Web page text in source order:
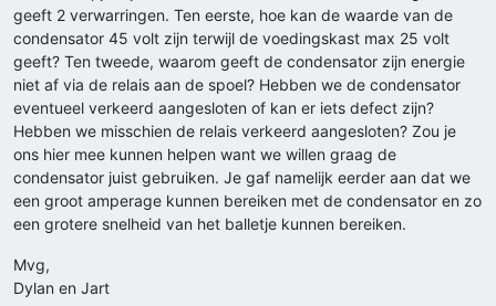
geeft 2 verwarringen. Ten eerste, hoe kan de waarde van de
condensator 45 volt zijn terwijl de voedingskast max 25 volt
geeft? Ten tweede, waarom geeft de condensator zijn energie
niet af via de relais aan de spoel? Hebben we de condensator
eventueel verkeerd aangesloten of kan er iets defect zijn?
Hebben we misschien de relais verkeerd aangesloten? Zou je
ons hier mee kunnen helpen want we willen graag de
condensator juist gebruiken. Je gaf namelijk eerder aan dat we
een groot amperage kunnen bereiken met de condensator en zo
een grotere snelheid van het balletje kunnen bereiken.
Mvg,
Dylan en Jart